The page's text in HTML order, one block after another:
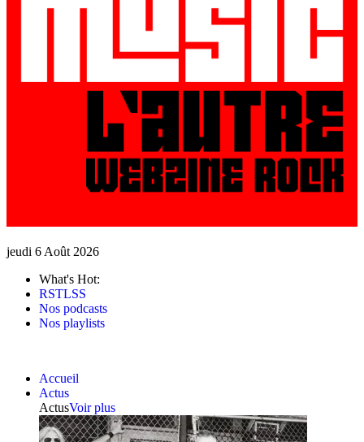
jeudi 6 Août 2026
What's Hot:
RSTLSS
Nos podcasts
Nos playlists
Accueil
Actus
ActusVoir plus